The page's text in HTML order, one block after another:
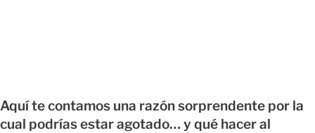
Aquí te contamos una razón sorprendente por la
cual podrías estar agotado… y qué hacer al